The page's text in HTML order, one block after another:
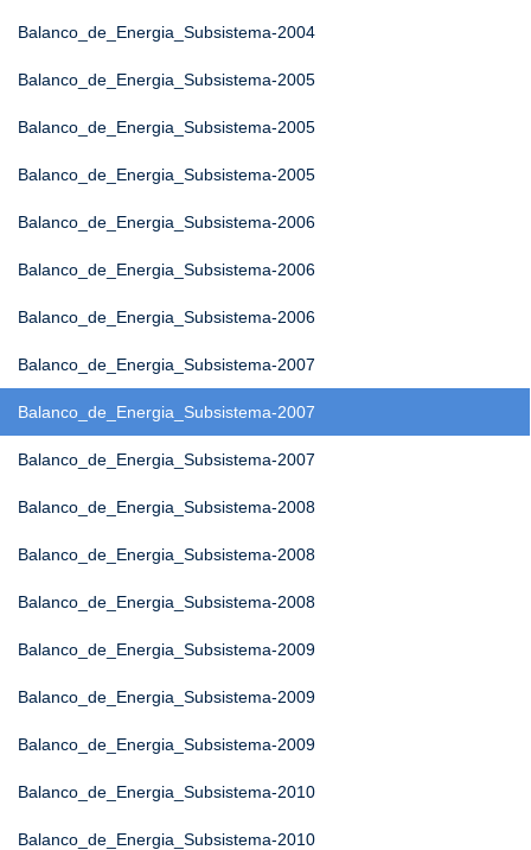
Balanco_de_Energia_Subsistema-2004
Balanco_de_Energia_Subsistema-2005
Balanco_de_Energia_Subsistema-2005
Balanco_de_Energia_Subsistema-2005
Balanco_de_Energia_Subsistema-2006
Balanco_de_Energia_Subsistema-2006
Balanco_de_Energia_Subsistema-2006
Balanco_de_Energia_Subsistema-2007
Balanco_de_Energia_Subsistema-2007
Balanco_de_Energia_Subsistema-2007
Balanco_de_Energia_Subsistema-2008
Balanco_de_Energia_Subsistema-2008
Balanco_de_Energia_Subsistema-2008
Balanco_de_Energia_Subsistema-2009
Balanco_de_Energia_Subsistema-2009
Balanco_de_Energia_Subsistema-2009
Balanco_de_Energia_Subsistema-2010
Balanco_de_Energia_Subsistema-2010